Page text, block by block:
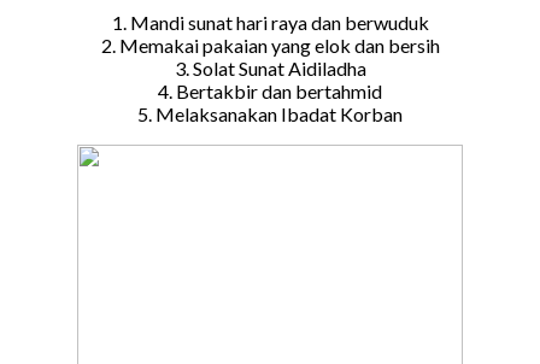
1. Mandi sunat hari raya dan berwuduk
2. Memakai pakaian yang elok dan bersih
3. Solat Sunat Aidiladha
4. Bertakbir dan bertahmid
5. Melaksanakan Ibadat Korban